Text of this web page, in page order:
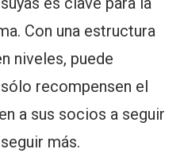
Con una estructura
niveles, puede
recompensen el
a sus socios a seguir
más.